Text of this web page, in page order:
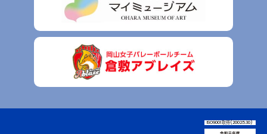
ISO9001取得(2002.5.30)